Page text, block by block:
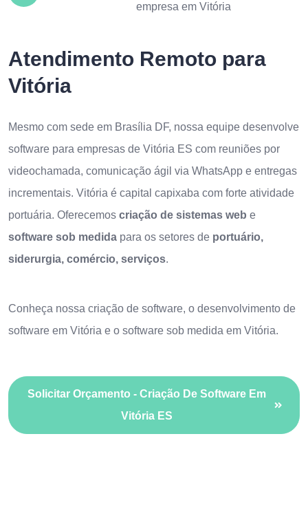
empresa em Vitória
Atendimento Remoto para
Vitória
Mesmo com sede em Brasília DF, nossa equipe desenvolve
software para empresas de Vitória ES com reuniões por
videochamada, comunicação ágil via WhatsApp e entregas
incrementais. Vitória é capital capixaba com forte atividade
portuária. Oferecemos criação de sistemas web e
software sob medida para os setores de portuário,
siderurgia, comércio, serviços.
Conheça nossa criação de software, o desenvolvimento de
software em Vitória e o software sob medida em Vitória.
Solicitar Orçamento - Criação De Software Em
Vitória ES